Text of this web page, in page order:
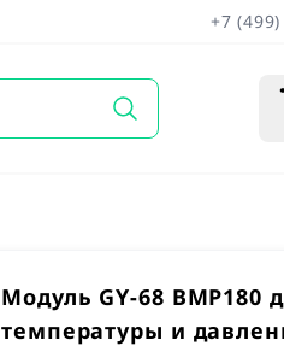
+7
Модуль GY-68 BMP180
температуры и